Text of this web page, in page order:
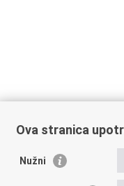
Važne
Vlada Republike Hrvatske
Ova stranica
Nužni